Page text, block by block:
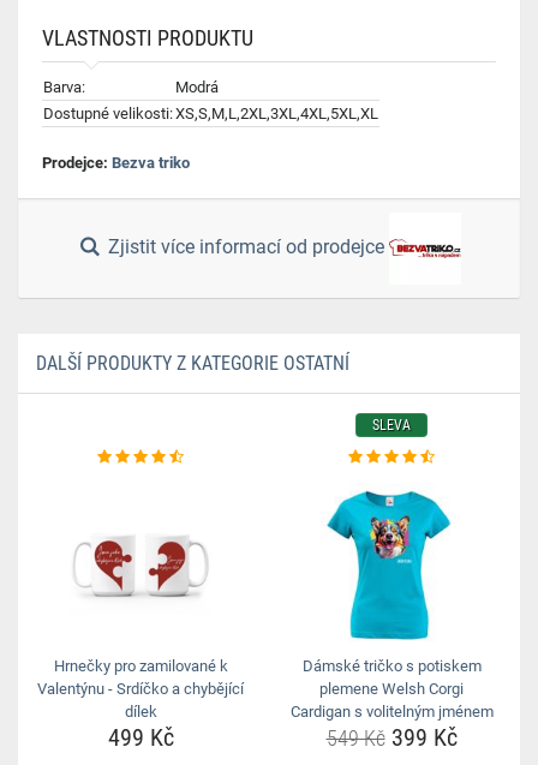
VLASTNOSTI PRODUKTU
Barva:
Modrá
Dostupné velikosti:XS,S,M,L,2XL,3XL,4XL,5XL,XL
Prodejce: Bezva triko
Zjistit více informací od prodejce
DALŠÍ PRODUKTY Z KATEGORIE OSTATNÍ
Hrnečky pro zamilované k
Valentýnu - Srdíčko a chybějící
dílek
499 Kč
SLEVA
Dámské tričko s potiskem
plemene Welsh Corgi
Cardigan s volitelným jménem
549 Kč399 Kč